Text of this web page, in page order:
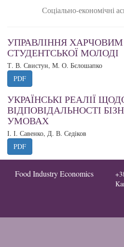
Соціально-економічні
УПРАВЛІННЯ
СТУДЕНТСЬКОЇ МОЛОДІ
Т. В. Свистун, М. О. Бєлошапко
PDF
УКРАЇНСЬКІ РЕАЛІЇ
ВІДПОВІДАЛЬНОСТІ
УМОВАХ
І. І. Савенко, Д. В. Седіков
PDF
Food Industry Economics